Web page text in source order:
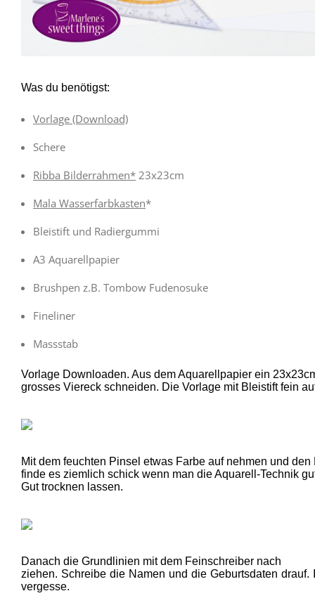
Was du benötigst:
Vorlage (Download)
Schere
Ribba Bilderrahmen* 23x23cm
Mala Wasserfarbkasten*
Bleistift und Radiergummi
A3 Aquarellpapier
Brushpen z.B. Tombow Fudenosuke
Fineliner
Massstab
Vorlage Downloaden. Aus dem Aquarellpapier ein
grosses Viereck schneiden. Die Vorlage mit Bleistift fein
Mit dem feuchten Pinsel etwas Farbe auf nehmen und
finde es ziemlich schick wenn man die Aquarell-Technik
Gut trocknen lassen.
Danach die Grundlinien mit dem Feinschreiber nach
ziehen. Schreibe die Namen und die Geburtsdaten
vergesse.